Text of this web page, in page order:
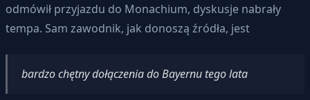
odmówił przyjazdu do Monachium, dyskusje nabrały
tempa. Sam zawodnik, jak donoszą źródła, jest
bardzo chętny dołączenia do Bayernu tego lata